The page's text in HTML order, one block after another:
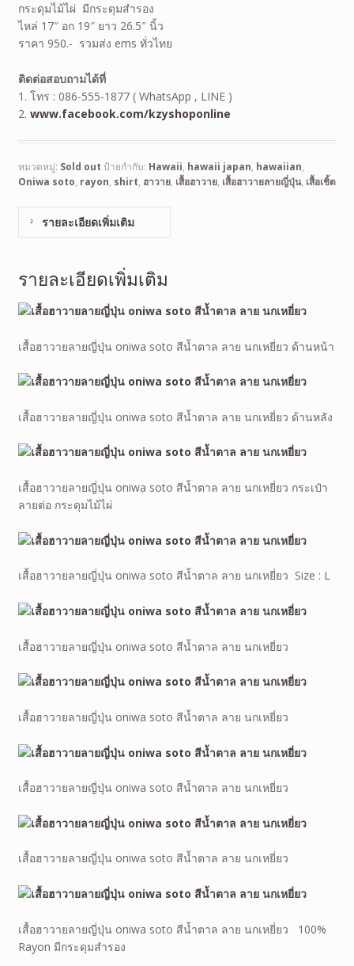
กระดุมไม้ไผ่ มีกระดุมสำรอง
ไหล่ 17″ อก 19″ ยาว 26.5″ นิ้ว
ราคา 950.- รวมส่ง ems ทั่วไทย
ติดต่อสอบถามได้ที่
1. โทร : 086-555-1877 ( WhatsApp , LINE )
2. www.facebook.com/kzyshoponline
หมวดหมู่: Sold out ป้ายกำกับ: Hawaii, hawaii japan, hawaiian,
Oniwa soto, rayon, shirt, ฮาวาย, เสื้อฮาวาย, เสื้อฮาวายลายญี่ปุ่น, เสื้อเชิ้ต
รายละเอียดเพิ่มเติม
รายละเอียดเพิ่มเติม
เสื้อฮาวายลายญี่ปุ่น oniwa soto สีน้ำตาล ลาย นกเหยี่ยว ด้านหน้า
เสื้อฮาวายลายญี่ปุ่น oniwa soto สีน้ำตาล ลาย นกเหยี่ยว ด้านหลัง
เสื้อฮาวายลายญี่ปุ่น oniwa soto สีน้ำตาล ลาย นกเหยี่ยว กระเป๋า
ลายต่อ กระดุมไม้ไผ่
เสื้อฮาวายลายญี่ปุ่น oniwa soto สีน้ำตาล ลาย นกเหยี่ยว Size : L
เสื้อฮาวายลายญี่ปุ่น oniwa soto สีน้ำตาล ลาย นกเหยี่ยว
เสื้อฮาวายลายญี่ปุ่น oniwa soto สีน้ำตาล ลาย นกเหยี่ยว
เสื้อฮาวายลายญี่ปุ่น oniwa soto สีน้ำตาล ลาย นกเหยี่ยว
เสื้อฮาวายลายญี่ปุ่น oniwa soto สีน้ำตาล ลาย นกเหยี่ยว
เสื้อฮาวายลายญี่ปุ่น oniwa soto สีน้ำตาล ลาย นกเหยี่ยว 100%
Rayon มีกระดุมสำรอง